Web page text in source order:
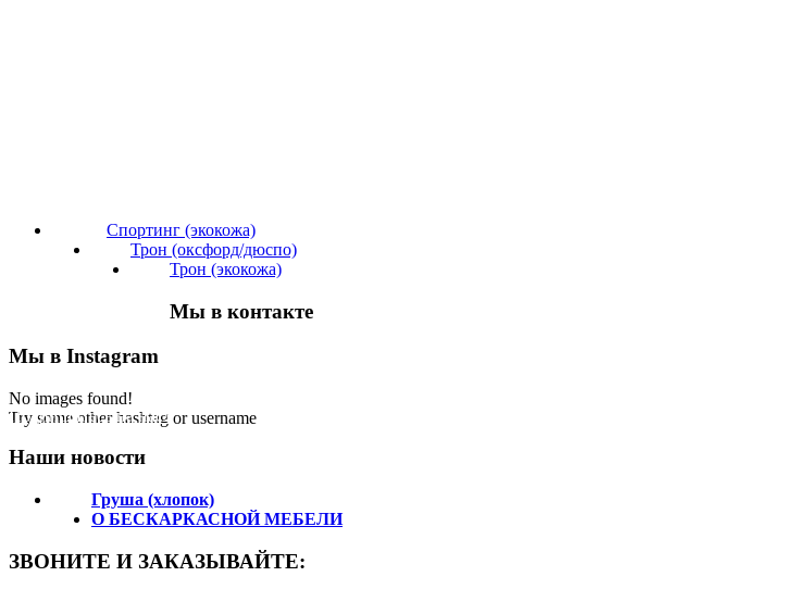
Спортинг (экокожа)
Трон (оксфорд/дюспо)
Трон (экокожа)
Мы в контакте
Мы в Instagram
No images found!
Try some other hashtag or username
Подпишитесь на нас!
Наши новости
Груша (хлопок)
О БЕСКАРКАСНОЙ МЕБЕЛИ
ЗВОНИТЕ И ЗАКАЗЫВАЙТЕ: